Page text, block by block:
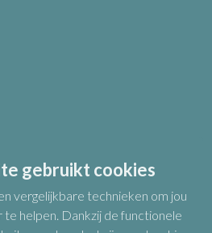
gebruikt cookies
vergelijkbare technieken om jou
helpen. Dankzij de functionele